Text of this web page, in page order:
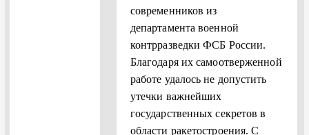
современников из
департамента военной
контрраз­ведки ФСБ России.
Благодаря их самоотверженной
работе удалось не допустить
утечки важнейших
государственных секретов в
области ракетостроения. С